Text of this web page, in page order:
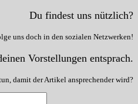
Du findest uns nützlich?
uns doch in den sozialen Netzwerken!
Vorstellungen entsprach.
damit der Artikel ansprechender wird?